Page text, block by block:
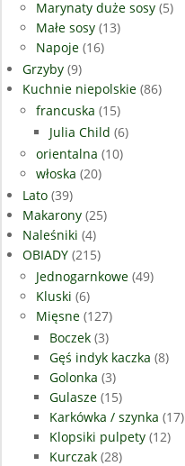
Marynaty duże sosy (5)
Małe sosy (13)
Napoje (16)
Grzyby (9)
Kuchnie niepolskie (86)
francuska (15)
Julia Child (6)
orientalna (10)
włoska (20)
Lato (39)
Makarony (25)
Naleśniki (4)
OBIADY (215)
Jednogarnkowe (49)
Kluski (6)
Mięsne (127)
Boczek (3)
Gęś indyk kaczka (8)
Golonka (3)
Gulasze (15)
Karkówka / szynka (17)
Klopsiki pulpety (12)
Kurczak (28)